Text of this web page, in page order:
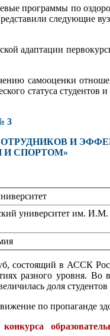
программы по
следующие
адаптации
самооценки
статуса студентов
3
И
И СПОРТОМ»
университет им. И.М.
состоящий в АССК
разного уровня. Во
доля
по пропаганде